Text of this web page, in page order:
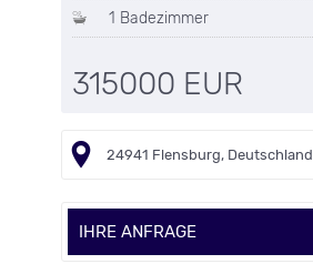
1 Badezimmer
315000 EUR
24941 Flensburg, Deutschland
IHRE ANFRAGE